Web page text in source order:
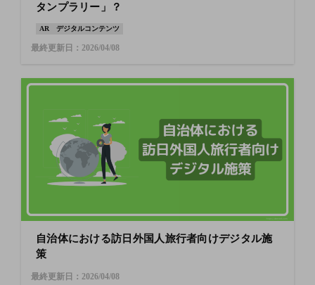
タンプラリー」？
AR デジタルコンテンツ
最終更新日：2026/04/08
自治体における訪日外国人旅行者向けデジタル施
策
最終更新日：2026/04/08